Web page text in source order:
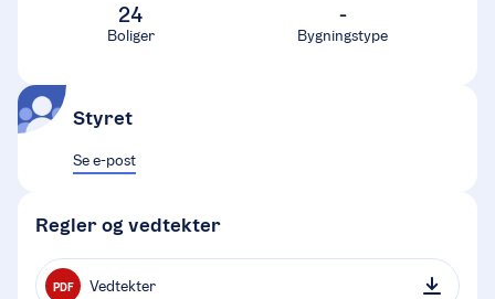
24
Boliger
-
Bygningstype
Styret
Se e-post
Regler og vedtekter
PDF Vedtekter